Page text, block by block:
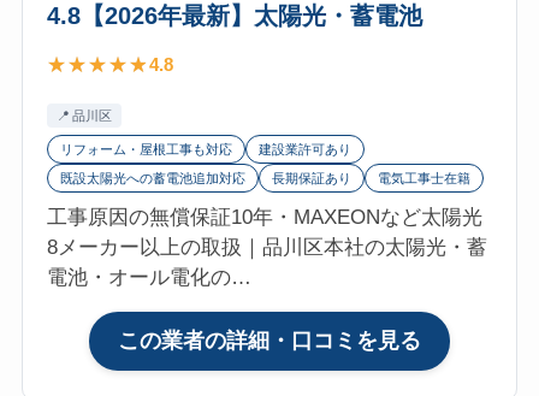
式
港
区）
の
口
ミ・
判
4.8【2026年最新】太陽光・蓄電池
4.8
品川区
リフォーム・屋根工事も対応
建設業許可あり
既設太陽光への蓄電池追加対応
長期保証あり 電気工事士在籍
工事原因の無償保証10年・MAXEONなど太陽光
8メーカー以上の取扱｜品川区本社の太陽光・蓄
電池・オール電化の…
この業者の詳細・口コミを見る
ソ